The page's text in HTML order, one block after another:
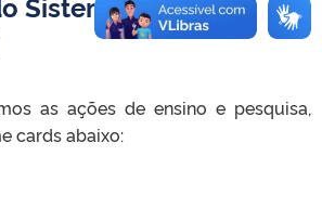
as ações de ensino e pesquisa,
cards abaixo: